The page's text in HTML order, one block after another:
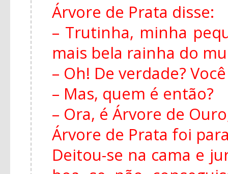
Árvore de Prata disse:
– Trutinha, minha
mais bela rainha do
– Oh! De verdade?
– Mas, quem é então?
– Ora, é Árvore de
Árvore de Prata foi
Deitou-se na cama e